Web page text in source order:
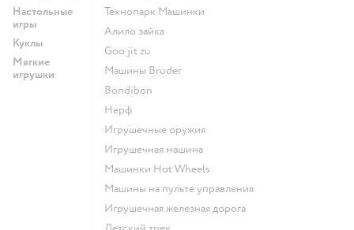
Настольные
игры
Куклы
Мягкие
игрушки
Технопарк Машинки
Алило зайка
Goo jit zu
Машины Bruder
Bondibon
Нерф
Игрушечные оружия
Игрушечная машина
Машинки Hot Wheels
Машины на пульте управления
Игрушечная железная дорога